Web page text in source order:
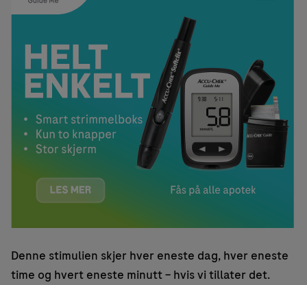
Denne stimulien skjer hver eneste dag, hver eneste
time og hvert eneste minutt – hvis vi tillater det.